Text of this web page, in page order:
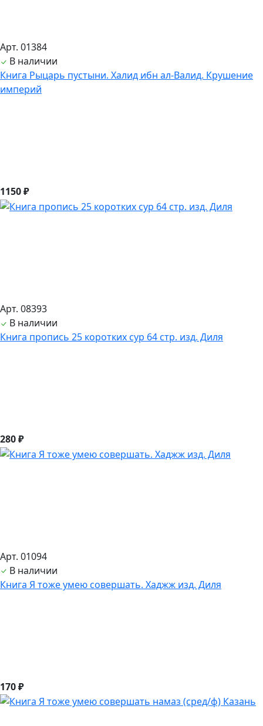
Арт. 01384
В наличии
Книга Рыцарь пустыни. Халид ибн ал-Валид. Крушение
империй
1150 ₽
Арт. 08393
В наличии
Книга пропись 25 коротких сур 64 стр. изд. Диля
280 ₽
Арт. 01094
В наличии
Книга Я тоже умею совершать. Хаджж изд. Диля
170 ₽